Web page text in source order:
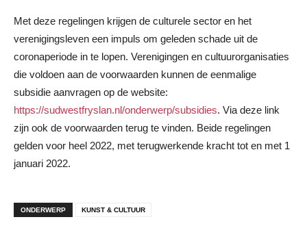
Met deze regelingen krijgen de culturele sector en het
verenigingsleven een impuls om geleden schade uit de
coronaperiode in te lopen. Verenigingen en cultuurorganisaties
die voldoen aan de voorwaarden kunnen de eenmalige
subsidie aanvragen op de website:
https://sudwestfryslan.nl/onderwerp/subsidies. Via deze link
zijn ook de voorwaarden terug te vinden. Beide regelingen
gelden voor heel 2022, met terugwerkende kracht tot en met 1
januari 2022.
ONDERWERP KUNST & CULTUUR